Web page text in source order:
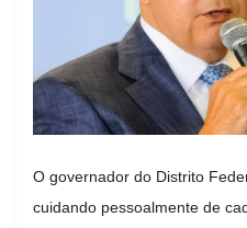
O governador do Distrito
cuidando pessoalmente de